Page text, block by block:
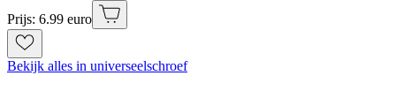
Prijs: 6.99 euro
Bekijk alles in universeelschroef